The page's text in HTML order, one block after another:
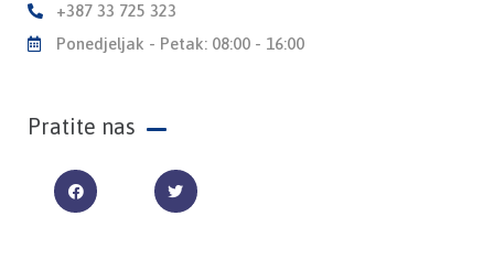
+387 33 725 323
Ponedjeljak - Petak: 08:00 - 16:00
Pratite nas